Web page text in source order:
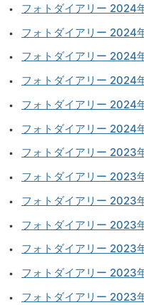
フォトダイアリー 2024
フォトダイアリー 2024
フォトダイアリー 2024
フォトダイアリー 2024
フォトダイアリー 2024
フォトダイアリー 2024
フォトダイアリー 2023
フォトダイアリー 2023
フォトダイアリー 2023
フォトダイアリー 2023
フォトダイアリー 2023
フォトダイアリー 2023
フォトダイアリー 2023